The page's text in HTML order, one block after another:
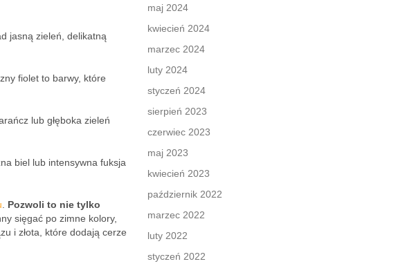
jasną zieleń, delikatną
fiolet to barwy, które
lub głęboka zieleń
biel lub intensywna fuksja
Pozwoli to nie tylko
sięgać po zimne kolory,
i złota, które dodają cerze
maj 2024
kwiecień 2024
marzec 2024
luty 2024
styczeń 2024
sierpień 2023
czerwiec 2023
maj 2023
kwiecień 2023
październik 2022
marzec 2022
luty 2022
styczeń 2022